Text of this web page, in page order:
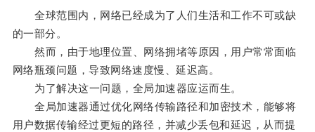
全球范围内，网络已经成为了人们生活和工作不可或缺
的一部分。
然而，由于地理位置、网络拥堵等原因，用户常常面临
网络瓶颈问题，导致网络速度慢、延迟高。
为了解决这一问题，全局加速器应运而生。
全局加速器通过优化网络传输路径和加密技术，能够将
用户数据传输经过更短的路径，并减少丢包和延迟，从而提